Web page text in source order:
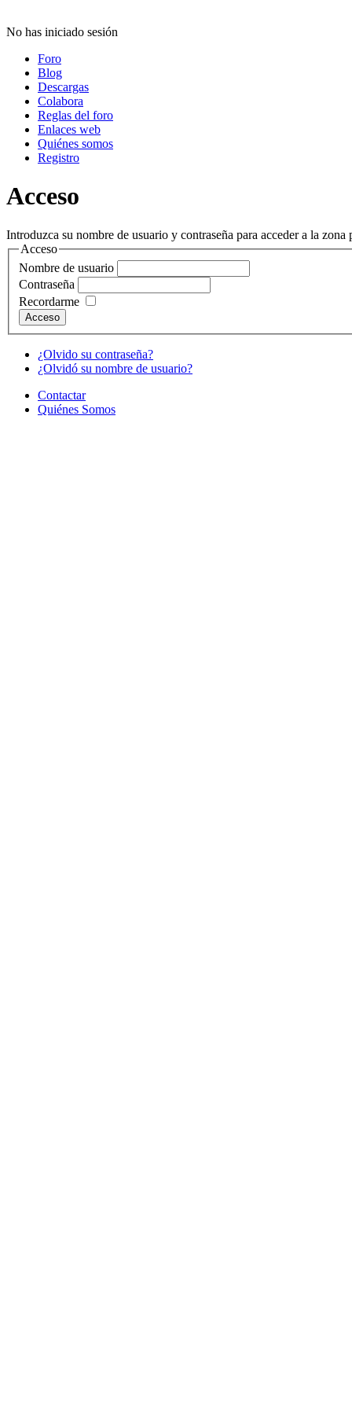
No has iniciado sesión
Foro
Blog
Descargas
Colabora
Reglas del foro
Enlaces web
Quiénes somos
Registro
Acceso
Introduzca su nombre de usuario y contraseña para acceder a la zona
Acceso
Nombre de usuario
Contraseña
Recordarme
¿Olvido su contraseña?
¿Olvidó su nombre de usuario?
Contactar
Quiénes Somos